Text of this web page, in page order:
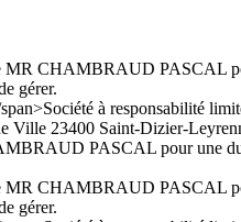
MR CHAMBRAUD PASCAL
gérer.
à responsabilité
23400 Saint-Dizier-
PASCAL pour une
MR CHAMBRAUD PASCAL
gérer.